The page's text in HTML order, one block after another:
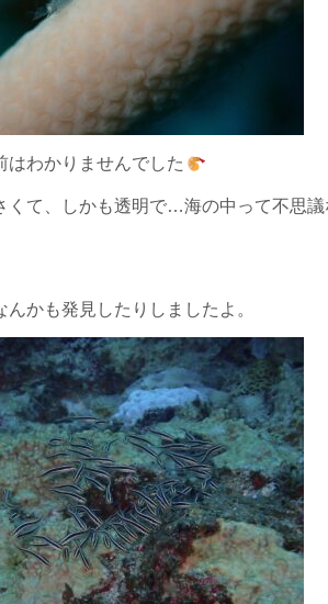
はわかりませんでした
くて、しかも透明で…海の中って不思
んかも発見したりしましたよ。